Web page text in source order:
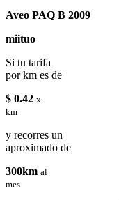
Aveo PAQ B 2009
miituo
Si tu tarifa
por km es de
$ 0.42 x
km
y recorres un
aproximado de
300km al
mes